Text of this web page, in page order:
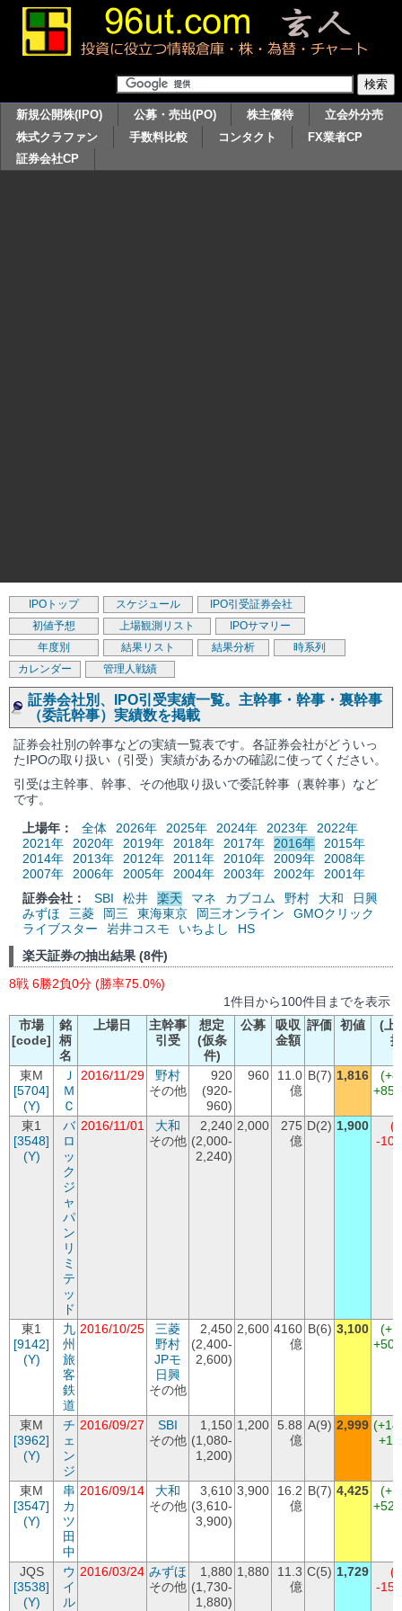
新規公開株(IPO) 公募・売出(PO) 株主優待
立会外分売
株式クラファン
手数料比較 コンタクト
FX業者CP
証券会社CP
IPOトップ スケジュール
IPO引受証券会社
初値予想
上場観測リスト
IPOサマリー
年度別
結果リスト 結果分析
時系列
カレンダー
管理人戦績
証券会社別、IPO引受実績一覧。主幹事・幹事・裏幹事
（委託幹事）実績数を掲載
証券会社別の幹事などの実績一覧表です。各証券会社がどういっ
たIPOの取り扱い（引受）実績があるかの確認に使ってください。
引受は主幹事、幹事、その他取り扱いで委託幹事（裏幹事）など
です。
上場年：
全体 2026年 2025年 2024年 2023年
2022年
2021年
2020年 2019年 2018年 2017年 2016年
2015年
2014年
2013年 2012年 2011年 2010年 2009年
2008年
2007年
2006年 2005年 2004年 2003年 2002年
2001年
証券会社：
SBI 松井 楽天 マネ カブコム 野村 大和
日興
みずほ
三菱 岡三 東海東京 岡三オンライン
GMOクリック
ライブスター
岩井コスモ いちよし
HS
楽天証券の抽出結果 (8件)
8戦 6勝2負0分 (勝率75.0%)
1件目から100件目までを表示
市場
[code]
銘
柄
名
上場日
主幹事
引受
想定
(仮条
件)
公募
吸収
金額
評価 初値
(上
東M
[5704]
(Y)
Ｊ
Ｍ
Ｃ
2016/11/29
野村
その他
920
(920-
960)
960
11.0
億
B(7) 1,816
東1
[3548]
(Y)
バ
ロ
ッ
ク
ジ
ャ
パ
ン
リ
ミ
テ
ッ
ド
2016/11/01
大和
その他
2,240
(2,000-
2,240)
2,000
275
億
D(2) 1,900
(-
-
東1
[9142]
(Y)
九
州
旅
客
鉄
道
2016/10/25
三菱
野村
JPモ
日興
その他
2,450
(2,400-
2,600)
2,600 4160
億
B(6) 3,100
東M
[3962]
(Y)
チ
ェ
ン
ジ
2016/09/27
SBI
その他
1,150
(1,080-
1,200)
1,200 5.88
億
A(9) 2,999
東M
[3547]
(Y)
串
カ
ツ
田
中
2016/09/14
大和
その他
3,610
(3,610-
3,900)
3,900
16.2
億
B(7) 4,425
JQS
[3538]
(Y)
ウ
イ
ル
2016/03/24 みずほ
その他
1,880
(1,730-
1,880)
1,880
11.3
億
C(5) 1,729
(-
-